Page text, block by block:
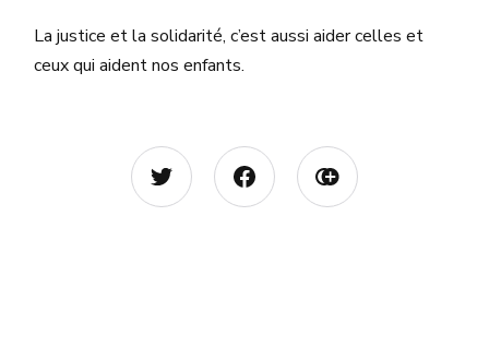
La justice et la solidarité, c’est aussi aider celles et
ceux qui aident nos enfants.